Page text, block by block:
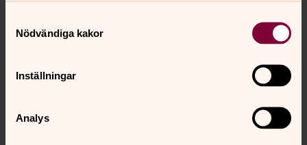
Nödvändiga kakor
Inställningar
Analys
thomas.lorehn@svenskakyrkan.se
Mer om Thomas Loréhn